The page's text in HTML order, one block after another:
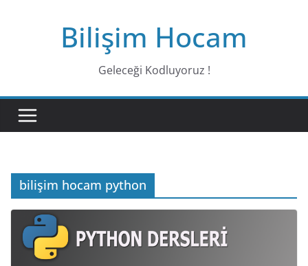
Bilişim Hocam
Geleceği Kodluyoruz !
bilişim hocam python